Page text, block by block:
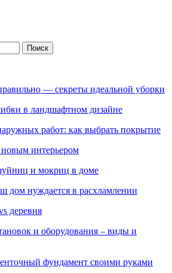
— секреты идеальной уборки
в ландшафтном дизайне
работ: как выбрать покрытие
новым интерьером
и мокриц в доме
дом нуждается в расхламлении
деревня
и оборудования – виды и
фундамент своими руками